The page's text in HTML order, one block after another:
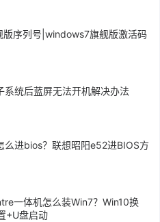
序列号|windows7旗舰版激活码
系统后蓝屏无法开机解决办法
么进bios？联想昭阳e52进BIOS方
一体机怎么装Win7？Win10换
+U盘启动